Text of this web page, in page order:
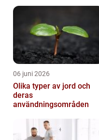
06 juni 2026
Olika typer av jord och
deras
användningsområden